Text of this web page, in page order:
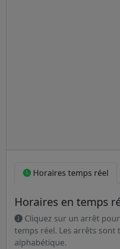
Horaires temps réel
Horaires en temps
Cliquez sur un arrêt
temps réel. Les arrêts sont
alphabétique.